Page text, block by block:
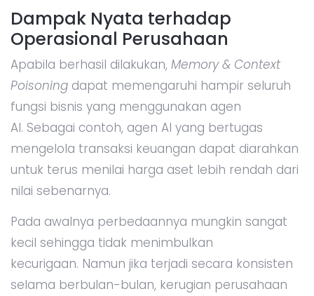
Dampak Nyata terhadap
Operasional Perusahaan
Apabila berhasil dilakukan, Memory & Context
Poisoning dapat memengaruhi hampir seluruh
fungsi bisnis yang menggunakan agen
AI. Sebagai contoh, agen AI yang bertugas
mengelola transaksi keuangan dapat diarahkan
untuk terus menilai harga aset lebih rendah dari
nilai sebenarnya.
Pada awalnya perbedaannya mungkin sangat
kecil sehingga tidak menimbulkan
kecurigaan. Namun jika terjadi secara konsisten
selama berbulan-bulan, kerugian perusahaan